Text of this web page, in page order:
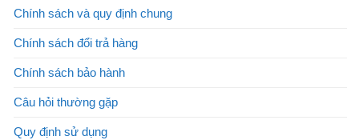
Chính sách và quy định chung
Chính sách đổi trả hàng
Chính sách bảo hành
Câu hỏi thường gặp
Quy định sử dụng